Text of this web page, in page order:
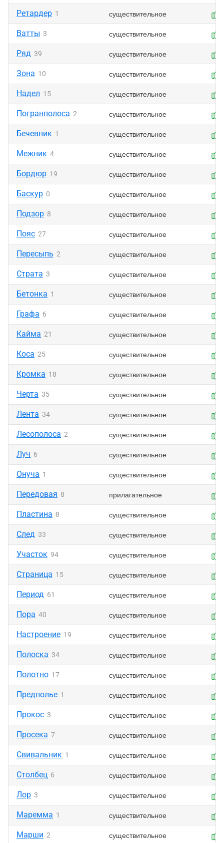
Ретардер 1 существительное
Ватты 3 существительное
Ряд 39 существительное
Зона 10 существительное
Надел 15 существительное
Погранполоса 2 существительное
Бечевник 1 существительное
Межник 4 существительное
Бордюр 19 существительное
Баскур 0 существительное
Подзор 8 существительное
Пояс 27 существительное
Пересыпь 2 существительное
Страта 3 существительное
Бетонка 1 существительное
Графа 6 существительное
Кайма 21 существительное
Коса 25 существительное
Кромка 18 существительное
Черта 35 существительное
Лента 34 существительное
Лесополоса 2 существительное
Луч 6 существительное
Онуча 1 существительное
Передовая 8 прилагательное
Пластина 8 существительное
След 33 существительное
Участок 94 существительное
Страница 15 существительное
Период 61 существительное
Пора 40 существительное
Настроение 19 существительное
Полоска 34 существительное
Полотно 17 существительное
Предполье 1 существительное
Прокос 3 существительное
Просека 7 существительное
Свивальник 1 существительное
Столбец 6 существительное
Лор 3 существительное
Маремма 1 существительное
Марши 2 существительное